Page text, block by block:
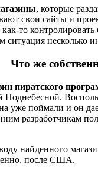
, которые
свои сайты и
то
несколько
Что же
пиратского
Поднебесной.
поймали и он
разработчикам
найденного
после США.